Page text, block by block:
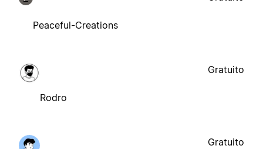
Peaceful-Creations
Rodro
Gratuito
Gratuito